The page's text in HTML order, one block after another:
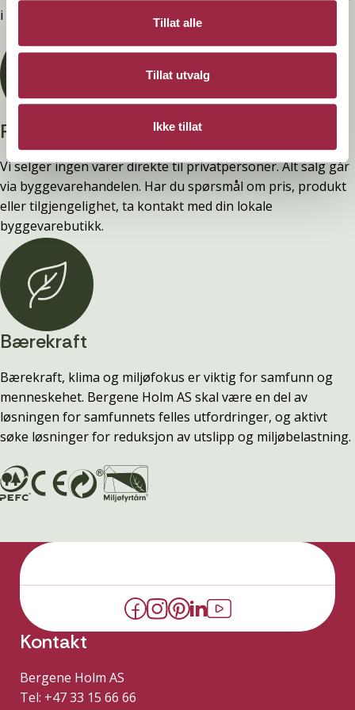
Tillat alle
Tillat utvalg
Ikke tillat
i våre FDV-er.
Privatperson?
Vi selger ingen varer direkte til privatpersoner. Alt salg går
via byggevarehandelen. Har du spørsmål om pris, produkt
eller tilgjengelighet, ta kontakt med din lokale
byggevarebutikk.
Bærekraft
Bærekraft, klima og miljøfokus er viktig for samfunn og
menneskehet. Bergene Holm AS skal være en del av
løsningen for samfunnets felles utfordringer, og aktivt
søke løsninger for reduksjon av utslipp og miljøbelastning.
Kontakt
Bergene Holm AS
Tel: +47 33 15 66 66